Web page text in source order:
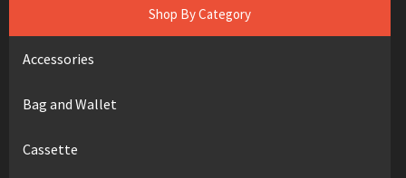
Shop By Category
Accessories
Bag and Wallet
Cassette